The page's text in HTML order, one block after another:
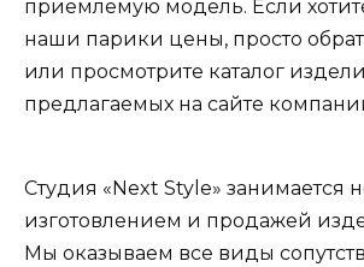
приемлемую модель. Если
наши парики цены, просто
или просмотрите каталог
предлагаемых на сайте
Студия «Next Style» занимается
изготовлением и продажей
Мы оказываем все виды